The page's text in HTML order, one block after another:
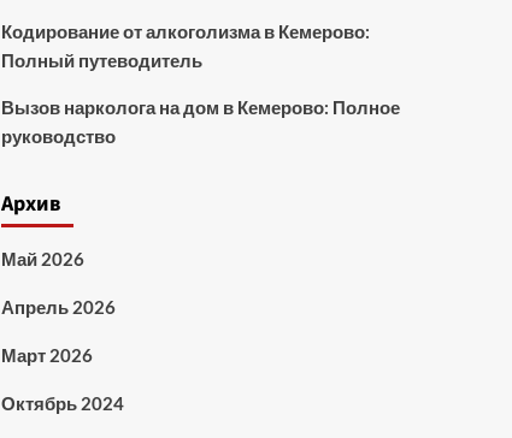
Кодирование от алкоголизма в Кемерово:
Полный путеводитель
Вызов нарколога на дом в Кемерово: Полное
руководство
Архив
Май 2026
Апрель 2026
Март 2026
Октябрь 2024